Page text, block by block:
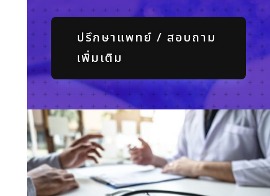
ปรึกษาแพทย์ / สอบถาม
เพิ่มเติม